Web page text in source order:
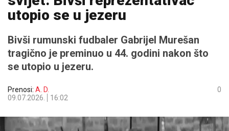
utopio se u jezeru
Bivši rumunski fudbaler Gabrijel Murešan
tragično je preminuo u 44. godini nakon što
se utopio u jezeru.
Prenosi: A. D.
09.07.2026.
16:02
0